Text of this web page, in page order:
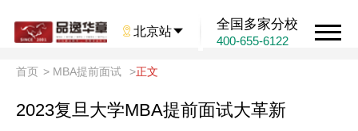
北京站 全国多家分校
400-655-6122
首页 > MBA提前面试 >正文
2023复旦大学MBA提前面试大革新